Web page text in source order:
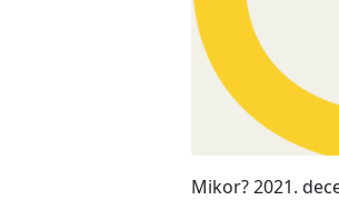
Mikor? 2021.